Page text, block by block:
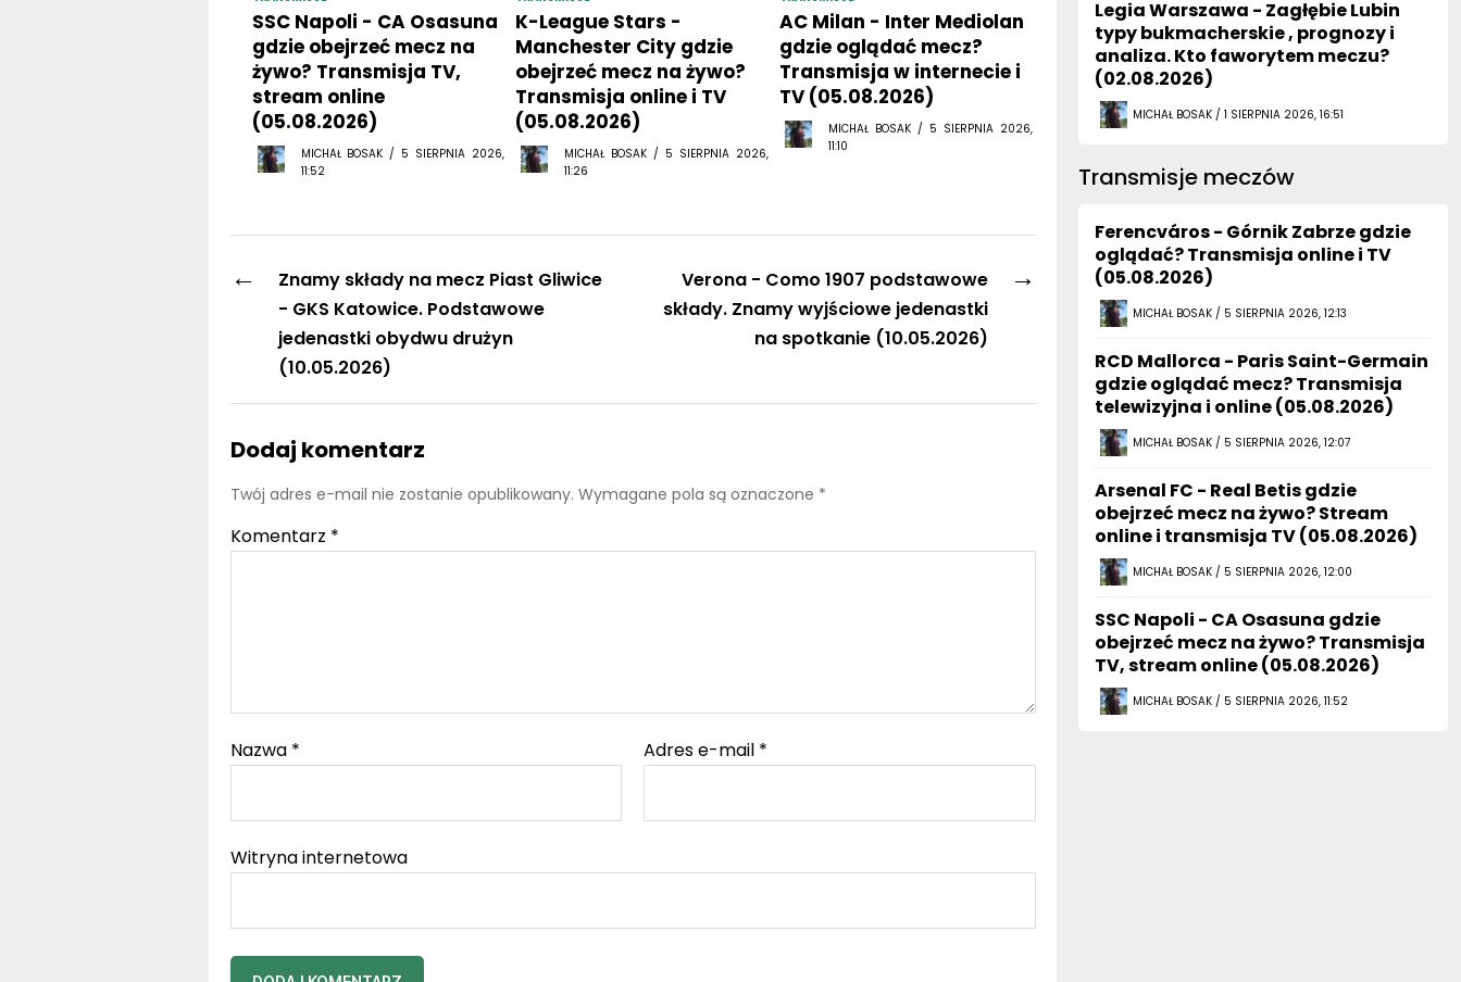
SSC Napoli - CA Osasuna
gdzie obejrzeć mecz na
żywo? Transmisja TV,
stream online
(05.08.2026)
MICHAŁ BOSAK / 5 SIERPNIA 2026,
11:52
K-League Stars -
Manchester City gdzie
obejrzeć mecz na żywo?
Transmisja online i TV
(05.08.2026)
MICHAŁ BOSAK / 5 SIERPNIA 2026,
11:26
AC Milan - Inter Mediolan
gdzie oglądać mecz?
Transmisja w internecie i
TV (05.08.2026)
MICHAŁ BOSAK / 5 SIERPNIA 2026,
11:10
←
Znamy składy na mecz Piast Gliwice
- GKS Katowice. Podstawowe
jedenastki obydwu drużyn
(10.05.2026)
→
Verona - Como 1907 podstawowe
składy. Znamy wyjściowe jedenastki
na spotkanie (10.05.2026)
Dodaj komentarz
Twój adres e-mail nie zostanie opublikowany. Wymagane pola są oznaczone *
Komentarz *
Nazwa * Adres e-mail *
Witryna internetowa
Legia Warszawa - Zagłębie Lubin
typy bukmacherskie , prognozy i
analiza. Kto faworytem meczu?
(02.08.2026)
MICHAŁ BOSAK / 1 SIERPNIA 2026, 16:51
Transmisje meczów
Ferencváros - Górnik Zabrze gdzie
oglądać? Transmisja online i TV
(05.08.2026)
MICHAŁ BOSAK / 5 SIERPNIA 2026, 12:13
RCD Mallorca - Paris Saint-Germain
gdzie oglądać mecz? Transmisja
telewizyjna i online (05.08.2026)
MICHAŁ BOSAK / 5 SIERPNIA 2026, 12:07
Arsenal FC - Real Betis gdzie
obejrzeć mecz na żywo? Stream
online i transmisja TV (05.08.2026)
MICHAŁ BOSAK / 5 SIERPNIA 2026, 12:00
SSC Napoli - CA Osasuna gdzie
obejrzeć mecz na żywo? Transmisja
TV, stream online (05.08.2026)
MICHAŁ BOSAK / 5 SIERPNIA 2026, 11:52